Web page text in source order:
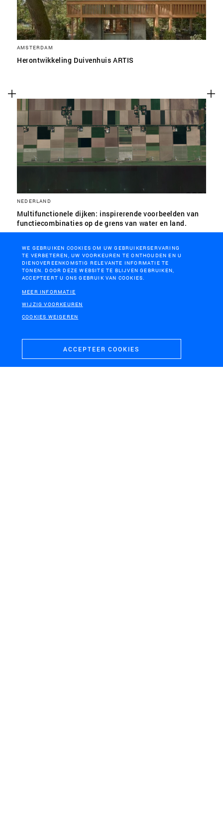
AMSTERDAM
Herontwikkeling Duivenhuis ARTIS
NEDERLAND
Multifunctionele dijken: inspirerende voorbeelden van
functiecombinaties op de grens van water en land.
WE GEBRUIKEN COOKIES OM UW GEBRUIKERSERVARING
TE VERBETEREN, UW VOORKEUREN TE ONTHOUDEN EN U
DIENOVEREENKOMSTIG RELEVANTE INFORMATIE TE
TONEN. DOOR DEZE WEBSITE TE BLIJVEN GEBRUIKEN,
ACCEPTEERT U ONS GEBRUIK VAN COOKIES.
MEER INFORMATIE
WIJZIG VOORKEUREN
COOKIES WEIGEREN
ACCEPTEER COOKIES